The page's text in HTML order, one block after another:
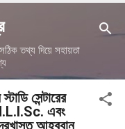
তথ্য দিয়ে সহায়তা
সেন্টারের
এবং
আহব্বান